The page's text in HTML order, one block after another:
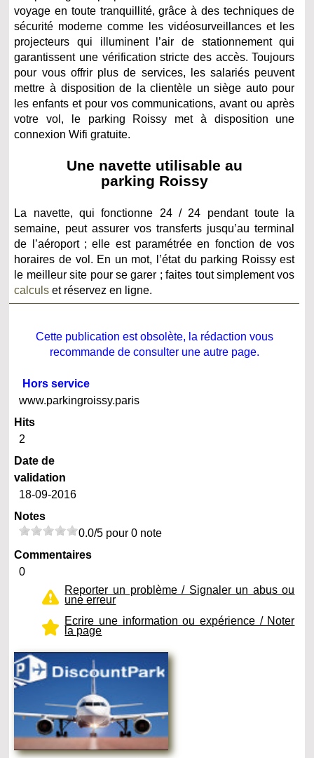
voyage en toute tranquillité, grâce à des techniques de
sécurité moderne comme les vidéosurveillances et les
projecteurs qui illuminent l’air de stationnement qui
garantissent une vérification stricte des accès. Toujours
pour vous offrir plus de services, les salariés peuvent
mettre à disposition de la clientèle un siège auto pour
les enfants et pour vos communications, avant ou après
votre vol, le parking Roissy met à disposition une
connexion Wifi gratuite.
Une navette utilisable au
parking Roissy
La navette, qui fonctionne 24 / 24 pendant toute la
semaine, peut assurer vos transferts jusqu’au terminal
de l’aéroport ; elle est paramétrée en fonction de vos
horaires de vol. En un mot, l’état du parking Roissy est
le meilleur site pour se garer ; faites tout simplement vos
calculs et réservez en ligne.
Cette publication est obsolète, la rédaction vous
recommande de consulter une autre page.
Hors service
www.parkingroissy.paris
Hits
2
Date de
validation
18-09-2016
Notes
0.0/5 pour 0 note
Commentaires
0
Reporter un problème / Signaler un abus ou
une erreur
Ecrire une information ou expérience / Noter
la page